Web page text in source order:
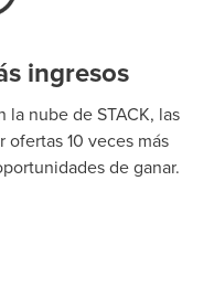
ingresos
la nube de STACK, las
10 veces más
de ganar.